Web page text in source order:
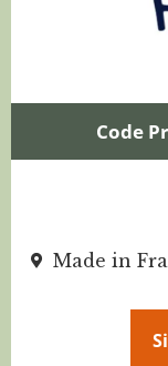
Code
Made in